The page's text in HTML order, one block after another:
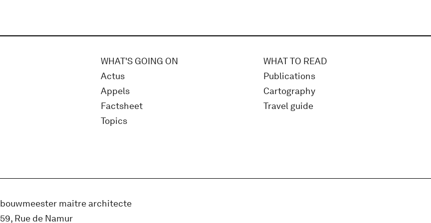
WHAT'S GOING ON
Actus
Appels
Factsheet
Topics
WHAT TO READ
Publications
Cartography
Travel guide
bouwmeester maitre architecte
59, Rue de Namur